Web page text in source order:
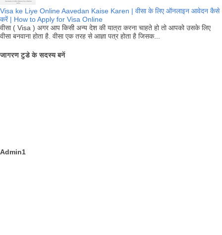
Visa ke Liye Online Aavedan Kaise Karen | वीसा के लिए ऑनलाइन आवेदन कैसे
करें | How to Apply for Visa Online
वीसा ( Visa ) अगर आप किसी अन्य देश की यात्रा करना चाहते हो तो आपको उसके लिए
वीसा बनवाना होता है. वीसा एक तरह से आज्ञा पत्र होता है जिसक...
जागरण टुडे के सदस्य बनें
Admin1